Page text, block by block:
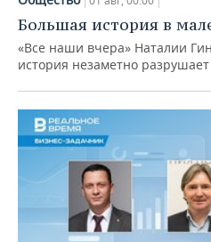
Большая история в
«Все наши вчера» Наталии
история незаметно